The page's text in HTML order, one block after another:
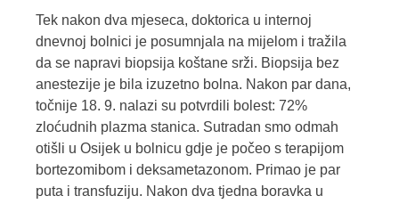
Tek nakon dva mjeseca, doktorica u internoj
dnevnoj bolnici je posumnjala na mijelom i tražila
da se napravi biopsija koštane srži. Biopsija bez
anestezije je bila izuzetno bolna. Nakon par dana,
točnije 18. 9. nalazi su potvrdili bolest: 72%
zloćudnih plazma stanica. Sutradan smo odmah
otišli u Osijek u bolnicu gdje je počeo s terapijom
bortezomibom i deksametazonom. Primao je par
puta i transfuziju. Nakon dva tjedna boravka u